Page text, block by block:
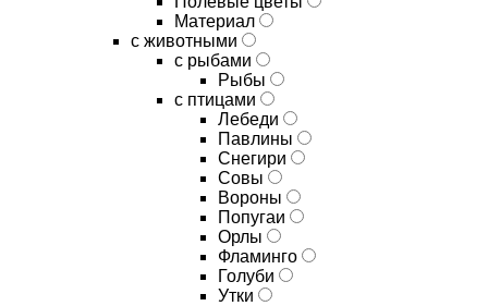
Материал
с животными
с рыбами
Рыбы
с птицами
Лебеди
Павлины
Снегири
Совы
Вороны
Попугаи
Орлы
Фламинго
Голуби
Утки